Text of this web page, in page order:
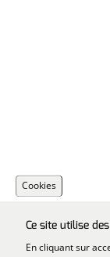
Cookies
Ce site utilise
En cliquant sur